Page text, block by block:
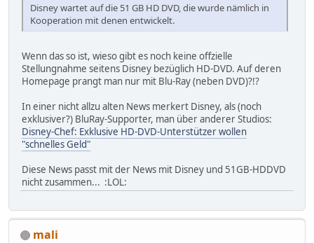
Disney wartet auf die 51 GB HD DVD, die wurde nämlich in
Kooperation mit denen entwickelt.
Wenn das so ist, wieso gibt es noch keine offzielle
Stellungnahme seitens Disney bezüglich HD-DVD. Auf deren
Homepage prangt man nur mit Blu-Ray (neben DVD)?!?
In einer nicht allzu alten News merkert Disney, als (noch
exklusiver?) BluRay-Supporter, man über anderer Studios:
Disney-Chef: Exklusive HD-DVD-Unterstützer wollen
"schnelles Geld"
Diese News passt mit der News mit Disney und 51GB-HDDVD
nicht zusammen... :LOL:
mali